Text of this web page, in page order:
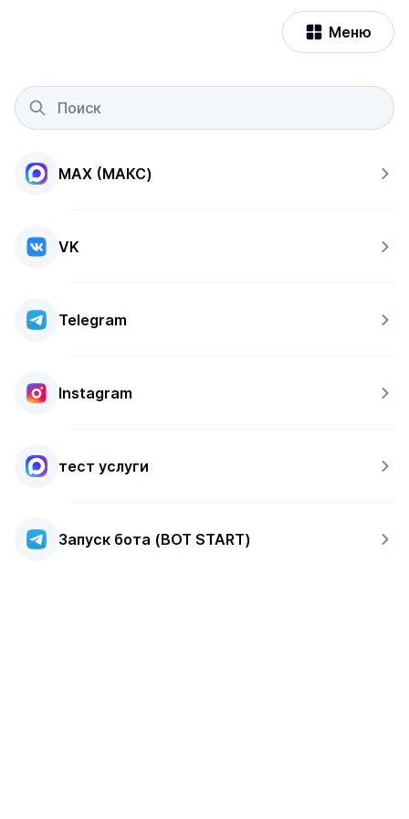
Меню
MAX (МАКС)
VK
Telegram
Instagram
тест услуги
Запуск бота (BOT START)